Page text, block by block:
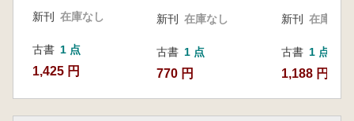
新刊 在庫なし
古書 1 点
1,425 円
新刊 在庫なし
古書 1 点
770 円
新刊 在庫なし
古書 1 点
1,188 円